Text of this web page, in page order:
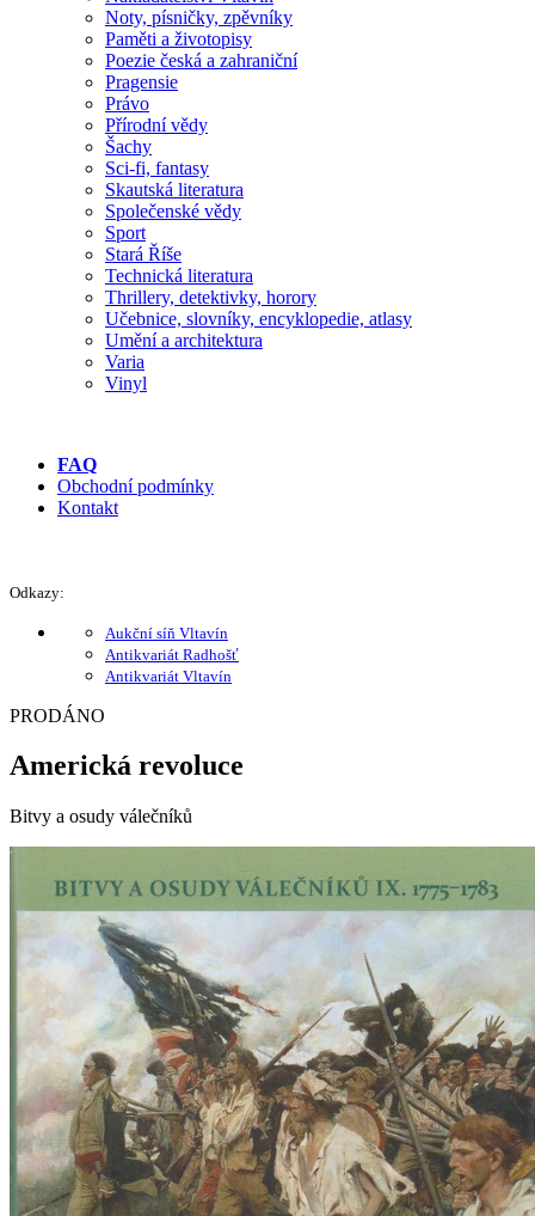
Noty, písničky, zpěvníky
Paměti a životopisy
Poezie česká a zahraniční
Pragensie
Právo
Přírodní vědy
Šachy
Sci-fi, fantasy
Skautská literatura
Společenské vědy
Sport
Stará Říše
Technická literatura
Thrillery, detektivky, horory
Učebnice, slovníky, encyklopedie, atlasy
Umění a architektura
Varia
Vinyl
FAQ
Obchodní podmínky
Kontakt
Odkazy:
Aukční síň Vltavín
Antikvariát Radhošť
Antikvariát Vltavín
PRODÁNO
Americká revoluce
Bitvy a osudy válečníků